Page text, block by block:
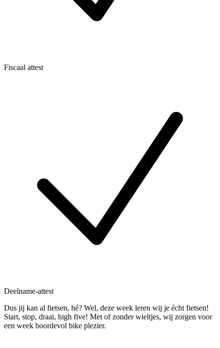
Fiscaal attest
Deelname-attest
Dus jij kan al fietsen, hé? Wel, deze week leren wij je écht fietsen!
Start, stop, draai, high five! Met of zonder wieltjes, wij zorgen voor
een week boordevol bike plezier.